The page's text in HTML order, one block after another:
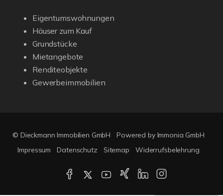
Eigentumswohnungen
Häuser zum Kauf
Grundstücke
Mietangebote
Renditeobjekte
Gewerbeimmobilien
© Dieckmann Immobilien GmbH
Powered by Immonia GmbH
Impressum
Datenschutz Sitemap Widerrufsbelehrung